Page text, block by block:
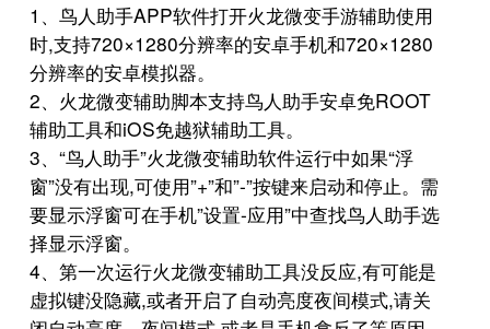
1、鸟人助手APP软件打开火龙微变手游辅助使用
时,支持720×1280分辨率的安卓手机和720×1280
分辨率的安卓模拟器。
2、火龙微变辅助脚本支持鸟人助手安卓免ROOT
辅助工具和iOS免越狱辅助工具。
3、“鸟人助手”火龙微变辅助软件运行中如果“浮
窗”没有出现,可使用”+”和”-”按键来启动和停止。需
要显示浮窗可在手机”设置-应用”中查找鸟人助手选
择显示浮窗。
4、第一次运行火龙微变辅助工具没反应,有可能是
虚拟键没隐藏,或者开启了自动亮度夜间模式,请关